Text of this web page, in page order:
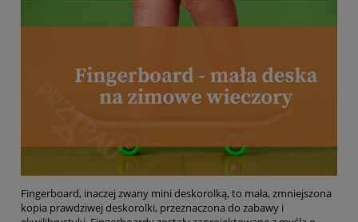
Fingerboard, inaczej zwany mini deskorolką, to mała, zmniejszona
kopia prawdziwej deskorolki, przeznaczona do zabawy i